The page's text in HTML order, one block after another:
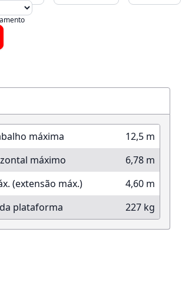
máxima
12,5 m
máximo
6,78 m
(extensão máx.)
4,60 m
plataforma
227 kg